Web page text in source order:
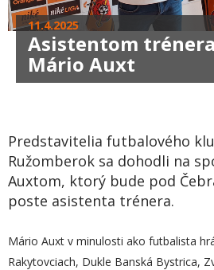
11.4.2025
Asistentom
Mário Auxt
Predstavitelia futbalového
Ružomberok sa dohodli na
Auxtom, ktorý bude pod
poste asistenta trénera.
Mário Auxt v minulosti ako futbalista
Rakytovciach, Dukle Banská Bystrica,